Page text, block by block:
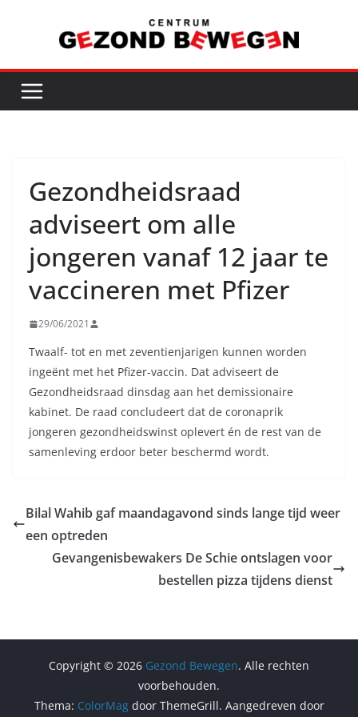
inhoud
Gezondheidsraad
adviseert om alle
jongeren vanaf 12 jaar te
vaccineren met Pfizer
29/06/2021
Twaalf- tot en met zeventienjarigen kunnen worden
ingeënt met het Pfizer-vaccin. Dat adviseert de
Gezondheidsraad dinsdag aan het demissionaire
kabinet. De raad concludeert dat de coronaprik
jongeren gezondheidswinst oplevert én de rest van de
samenleving erdoor beter beschermd wordt.
Bilal Wahib gaf maandagavond sinds lange tijd weer
een optreden
Gevangenisbewakers De Schie ontslagen voor
bestellen pizza tijdens dienst
Copyright © 2026 Gezond Bewegen. Alle rechten
voorbehouden.
Thema: ColorMagdoor ThemeGrill. Aangedreven door